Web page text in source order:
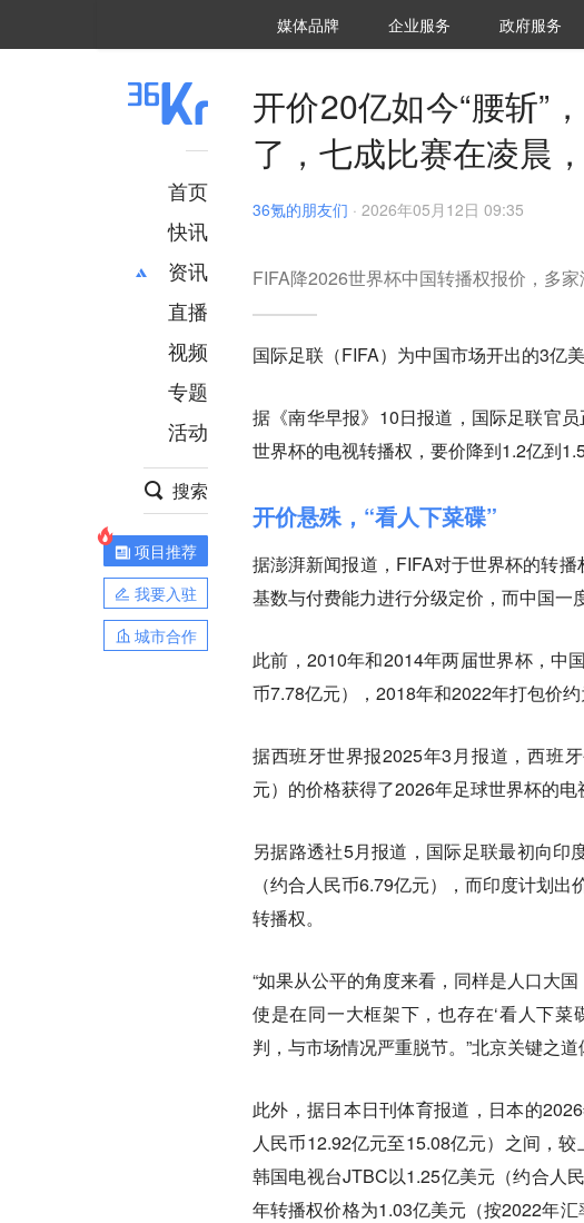
媒体品牌 36Kr研究院
企业服务 城市之窗
政府服务
首页
快讯
资讯
推荐
财经
项目推荐
安徽
直播
视频
专题
活动
搜索
项目推荐
我要入驻
城市合作
开价20亿如今“腰斩”
了，七成比赛在凌晨
36氪的朋友们 · 2026年05月12日 09:35
FIFA降2026世界杯中国转播权报价，多
国际足联（FIFA）为中国市场开出的3亿
据《南华早报》10日报道，国际足联官
世界杯的电视转播权，要价降到1.2亿到
开价悬殊，“看人下菜碟”
据澎湃新闻报道，FIFA对于世界杯的转
基数与付费能力进行分级定价，而中国一
此前，2010年和2014年两届世界杯，中
币7.78亿元），2018年和2022年打包价
据西班牙世界报2025年3月报道，西班
元）的价格获得了2026年足球世界杯的电
另据路透社5月报道，国际足联最初向印
（约合人民币6.79亿元），而印度计划
转播权。
“如果从公平的角度来看，同样是人口大
使是在同一大框架下，也存在‘看人下
判，与市场情况严重脱节。”北京关键之
此外，据日本日刊体育报道，日本的
人民币12.92亿元至15.08亿元）之间，
韩国电视台JTBC以1.25亿美元（约合人
年转播权价格为1.03亿美元（按2022年